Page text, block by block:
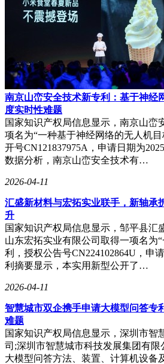
南京山峦安全技术新专利：基于神经
度实时性难题
国家知识产权局信息显示，南京山峦
项名为“一种基于神经网络的无人机
开号CN121837975A，申请日期为
数据分析，南京山峦安全技术有…
2026-04-11
汇盛新材料与宏拓实业联手，新轴承
升
国家知识产权局信息显示，邹平县汇
山东宏拓实业有限公司取得一项名为
利，授权公告号CN224102864U，申
利摘要显示，本实用新型公开了…
2026-04-11
智慧城市双企携手申请大模型问答专
难题
国家知识产权局信息显示，深圳市智
司;深圳市智慧城市科技发展集团有限
大模型问答方法、装置、计算机设备